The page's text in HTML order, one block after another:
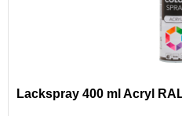
Lackspray 400 ml Acryl